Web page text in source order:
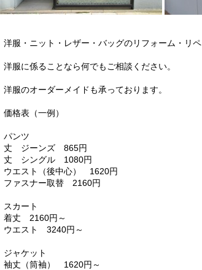
洋服・ニット・レザー・バッグのリフォーム・リ
洋服に係ることなら何でもご相談ください。
洋服のオーダーメイドも承っております。
価格表（一例）
パンツ
丈 ジーンズ 865円
丈 シングル 1080円
ウエスト（後中心） 1620円
ファスナー取替 2160円
スカート
着丈 2160円～
ウエスト 3240円～
ジャケット
袖丈（筒袖） 1620円～